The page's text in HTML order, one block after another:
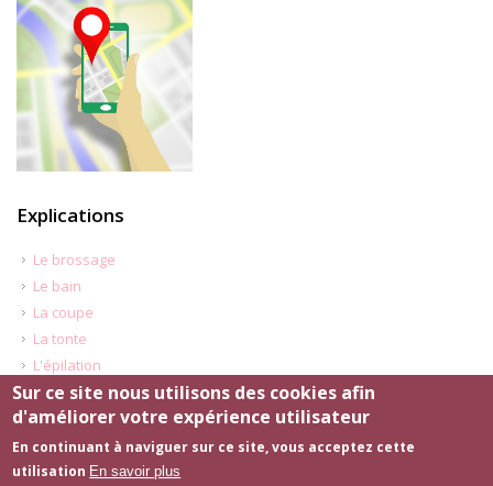
Explications
Le brossage
Le bain
La coupe
La tonte
L'épilation
Honoraires-Mentions légales -Le site internet du salon de toilettage
a été réalisé parwww.byen-site.fr
Sur ce site nous utilisons des cookies afin
d'améliorer votre expérience utilisateur
En continuant à naviguer sur ce site, vous acceptez cette
utilisation En savoir plus